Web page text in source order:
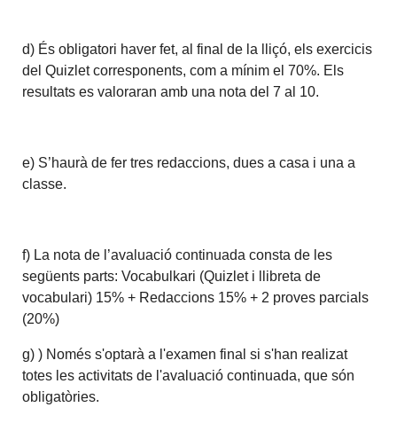
d) És obligatori haver fet, al final de la lliçó, els exercicis
del Quizlet corresponents, com a mínim el 70%. Els
resultats es valoraran amb una nota del 7 al 10.
e) S’haurà de fer tres redaccions, dues a casa i una a
classe.
f) La nota de l’avaluació continuada consta de les
següents parts: Vocabulkari (Quizlet i llibreta de
vocabulari) 15% + Redaccions 15% + 2 proves parcials
(20%)
g) ) Només s'optarà a l'examen final si s'han realizat
totes les activitats de l'avaluació continuada, que són
obligatòries.